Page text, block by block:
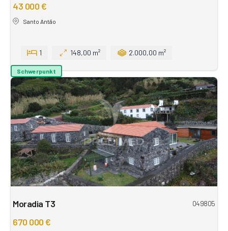
43 000 €
Santo Antão
1 148,00 m² 2.000,00 m²
Schwerpunkt
Moradia T3 049805
670 000 €